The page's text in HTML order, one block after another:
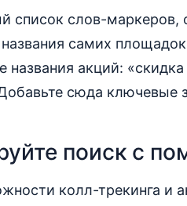
список слов-
самих
названия акций:
сюда ключевые
поиск с
колл-трекинга и